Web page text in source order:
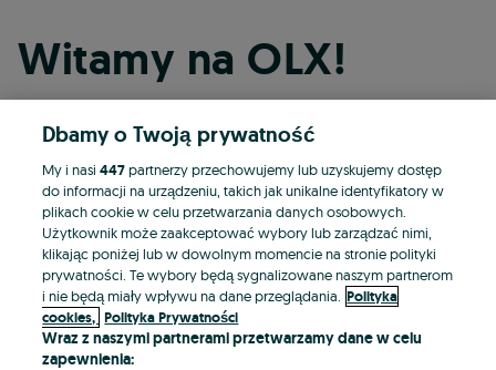
Witamy na OLX!
Kontynuuj przez Facebooka
Kontynuuj przez konto Apple
Kontynuuj przez konto Google
LUB
Dbamy o Twoją prywatność
My i nasi447partnerzy przechowujemy lub uzyskujemy dostęp
do informacji na urządzeniu, takich jak unikalne identyfikatory w
plikach cookie w celu przetwarzania danych osobowych.
Użytkownik może zaakceptować wybory lub zarządzać nimi,
klikając poniżej lub w dowolnym momencie na stronie polityki
prywatności. Te wybory będą sygnalizowane naszym partnerom
i nie będą miały wpływu na dane przeglądania. Polityka
cookies, Polityka Prywatności
Wraz z naszymi partnerami przetwarzamy dane w celu
zapewnienia: